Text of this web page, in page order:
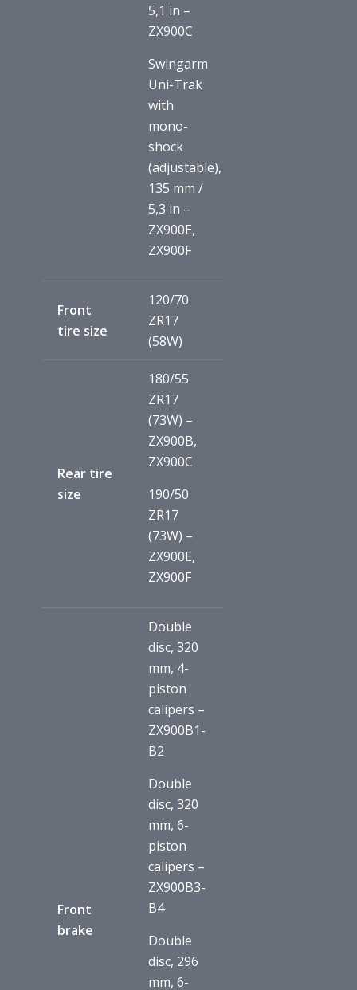
5,1 in –
ZX900C
Swingarm
Uni-Trak
with
mono-
shock
(adjustable),
135 mm /
5,3 in –
ZX900E,
ZX900F
Front
tire size
120/70
ZR17
(58W)
Rear tire
size
180/55
ZR17
(73W) –
ZX900B,
ZX900C
190/50
ZR17
(73W) –
ZX900E,
ZX900F
Front
brake
Double
disc, 320
mm, 4-
piston
calipers –
ZX900B1-
B2
Double
disc, 320
mm, 6-
piston
calipers –
ZX900B3-
B4
Double
disc, 296
mm, 6-